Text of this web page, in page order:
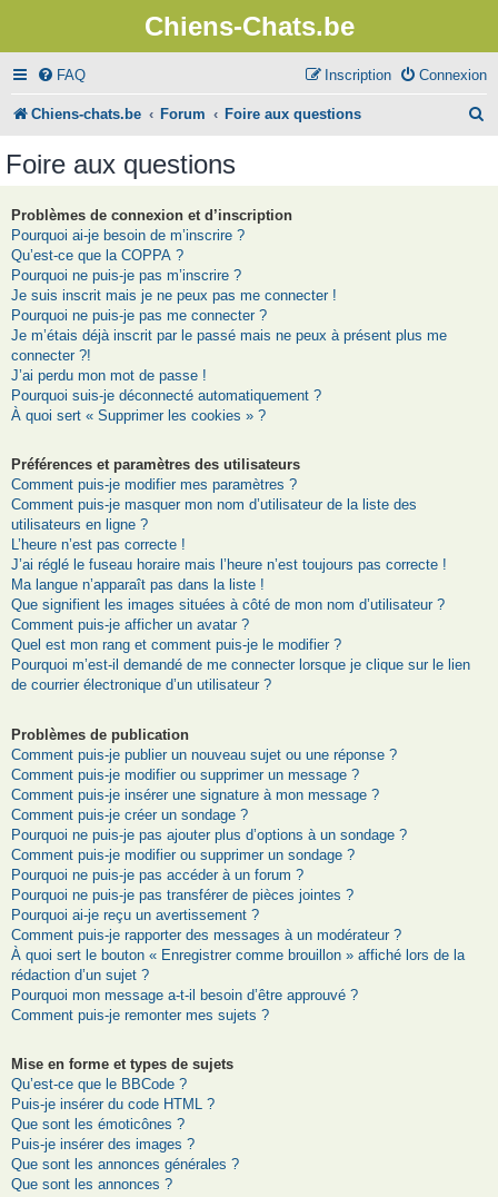
Chiens-Chats.be
FAQ Connexion
Inscription
Chiens-chats.be Forum Foire aux questions
Foire aux questions
Problèmes de connexion et d’inscription
Pourquoi ai-je besoin de m’inscrire ?
Qu’est-ce que la COPPA ?
Pourquoi ne puis-je pas m’inscrire ?
Je suis inscrit mais je ne peux pas me connecter !
Pourquoi ne puis-je pas me connecter ?
Je m’étais déjà inscrit par le passé mais ne peux à présent plus me
connecter ?!
J’ai perdu mon mot de passe !
Pourquoi suis-je déconnecté automatiquement ?
À quoi sert « Supprimer les cookies » ?
Préférences et paramètres des utilisateurs
Comment puis-je modifier mes paramètres ?
Comment puis-je masquer mon nom d’utilisateur de la liste des
utilisateurs en ligne ?
L’heure n’est pas correcte !
J’ai réglé le fuseau horaire mais l’heure n’est toujours pas correcte !
Ma langue n’apparaît pas dans la liste !
Que signifient les images situées à côté de mon nom d’utilisateur ?
Comment puis-je afficher un avatar ?
Quel est mon rang et comment puis-je le modifier ?
Pourquoi m’est-il demandé de me connecter lorsque je clique sur le lien
de courrier électronique d’un utilisateur ?
Problèmes de publication
Comment puis-je publier un nouveau sujet ou une réponse ?
Comment puis-je modifier ou supprimer un message ?
Comment puis-je insérer une signature à mon message ?
Comment puis-je créer un sondage ?
Pourquoi ne puis-je pas ajouter plus d’options à un sondage ?
Comment puis-je modifier ou supprimer un sondage ?
Pourquoi ne puis-je pas accéder à un forum ?
Pourquoi ne puis-je pas transférer de pièces jointes ?
Pourquoi ai-je reçu un avertissement ?
Comment puis-je rapporter des messages à un modérateur ?
À quoi sert le bouton « Enregistrer comme brouillon » affiché lors de la
rédaction d’un sujet ?
Pourquoi mon message a-t-il besoin d’être approuvé ?
Comment puis-je remonter mes sujets ?
Mise en forme et types de sujets
Qu’est-ce que le BBCode ?
Puis-je insérer du code HTML ?
Que sont les émoticônes ?
Puis-je insérer des images ?
Que sont les annonces générales ?
Que sont les annonces ?